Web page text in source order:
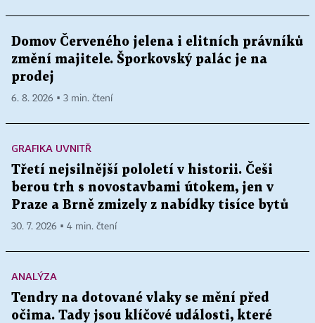
Domov Červeného jelena i elitních právníků
změní majitele. Šporkovský palác je na
prodej
6. 8. 2026 ▪ 3 min. čtení
GRAFIKA UVNITŘ
Třetí nejsilnější pololetí v historii. Češi
berou trh s novostavbami útokem, jen v
Praze a Brně zmizely z nabídky tisíce bytů
30. 7. 2026 ▪ 4 min. čtení
ANALÝZA
Tendry na dotované vlaky se mění před
očima. Tady jsou klíčové události, které